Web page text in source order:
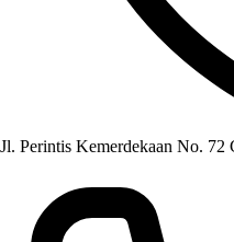
Jl. Perintis Kemerdekaan No.